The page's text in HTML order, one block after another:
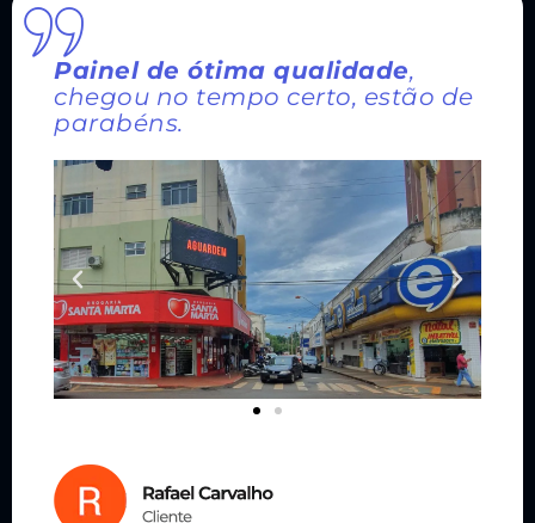
Painel de ótima qualidade,
chegou no tempo certo, estão de
parabéns.